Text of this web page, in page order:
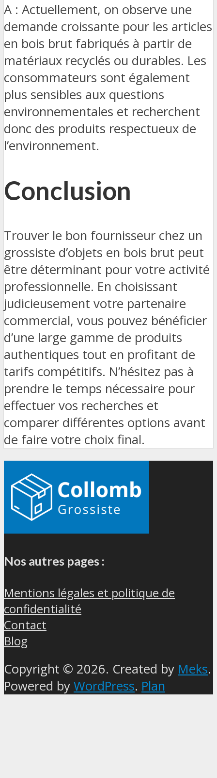
A : Actuellement, on observe une
demande croissante pour les articles
en bois brut fabriqués à partir de
matériaux recyclés ou durables. Les
consommateurs sont également
plus sensibles aux questions
environnementales et recherchent
donc des produits respectueux de
l’environnement.
Conclusion
Trouver le bon fournisseur chez un
grossiste d’objets en bois brut peut
être déterminant pour votre activité
professionnelle. En choisissant
judicieusement votre partenaire
commercial, vous pouvez bénéficier
d’une large gamme de produits
authentiques tout en profitant de
tarifs compétitifs. N’hésitez pas à
prendre le temps nécessaire pour
effectuer vos recherches et
comparer différentes options avant
de faire votre choix final.
Nos autres pages :
Mentions légales et politique de
confidentialité
Contact
Blog
Copyright © 2026. Created by Meks.
Powered by WordPress. Plan